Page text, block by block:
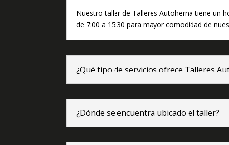
Nuestro taller de Talleres Autoherna tiene un
de 7:00 a 15:30 para mayor comodidad de
¿Qué tipo de servicios ofrece Talleres
¿Dónde se encuentra ubicado el taller?